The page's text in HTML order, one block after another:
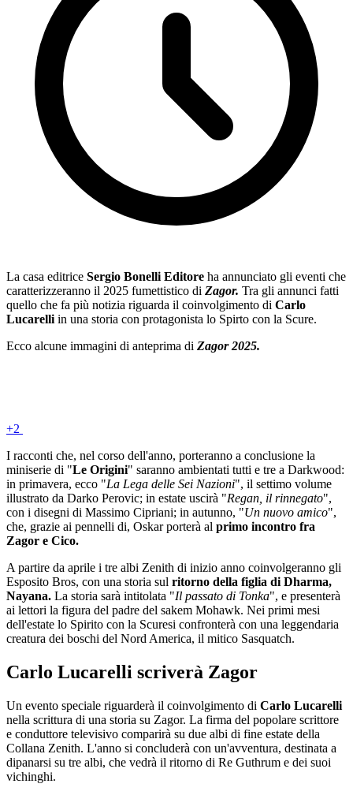
La casa editrice Sergio Bonelli Editore ha annunciato gli eventi che
caratterizzeranno il 2025 fumettistico di Zagor. Tra gli annunci fatti
quello che fa più notizia riguarda il coinvolgimento di Carlo
Lucarelli in una storia con protagonista lo Spirto con la Scure.
Ecco alcune immagini di anteprima di Zagor 2025.
+2
I racconti che, nel corso dell'anno, porteranno a conclusione la
miniserie di "Le Origini" saranno ambientati tutti e tre a Darkwood:
in primavera, ecco "La Lega delle Sei Nazioni", il settimo volume
illustrato da Darko Perovic; in estate uscirà "Regan, il rinnegato",
con i disegni di Massimo Cipriani; in autunno, "Un nuovo amico",
che, grazie ai pennelli di, Oskar porterà al primo incontro fra
Zagor e Cico.
A partire da aprile i tre albi Zenith di inizio anno coinvolgeranno gli
Esposito Bros, con una storia sul ritorno della figlia di Dharma,
Nayana. La storia sarà intitolata "Il passato di Tonka", e presenterà
ai lettori la figura del padre del sakem Mohawk. Nei primi mesi
dell'estate lo Spirito con la Scuresi confronterà con una leggendaria
creatura dei boschi del Nord America, il mitico Sasquatch.
Carlo Lucarelli scriverà Zagor
Un evento speciale riguarderà il coinvolgimento di Carlo Lucarelli
nella scrittura di una storia su Zagor. La firma del popolare scrittore
e conduttore televisivo comparirà su due albi di fine estate della
Collana Zenith. L'anno si concluderà con un'avventura, destinata a
dipanarsi su tre albi, che vedrà il ritorno di Re Guthrum e dei suoi
vichinghi.